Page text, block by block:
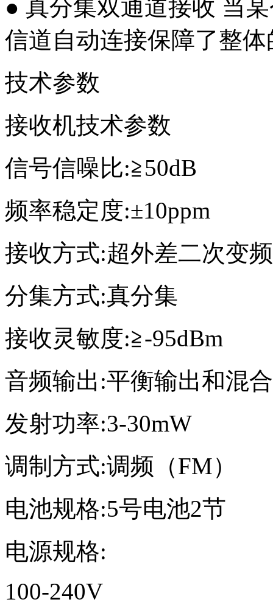
● 真分集双通道接收 当
信道自动连接保障了整
技术参数
接收机技术参数
信号信噪比:≧50dB
频率稳定度:±10ppm
接收方式:超外差二次变频
分集方式:真分集
接收灵敏度:≧-95dBm
音频输出:平衡输出和混
发射功率:3-30mW
调制方式:调频（FM）
电池规格:5号电池2节
电源规格:
100-240V